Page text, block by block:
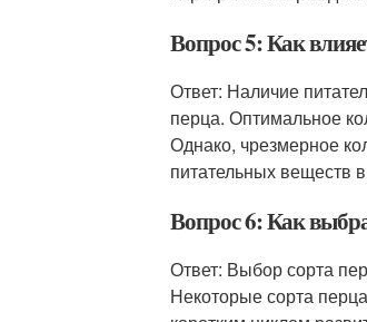
Вопрос 5: Как
Ответ: Наличие
перца. Оптимальное
Однако, чрезмерное
питательных веществ
Вопрос 6: Как
Ответ: Выбор сорта
Некоторые сорта